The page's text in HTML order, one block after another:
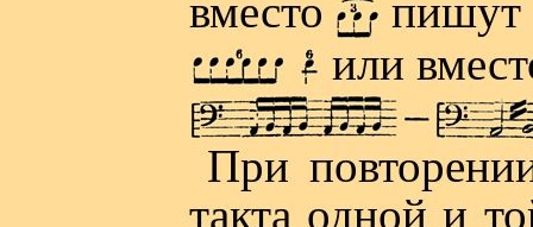
вместо
пишут
или
При
такта одной и